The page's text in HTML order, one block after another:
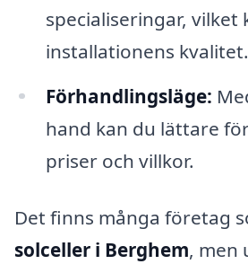
specialiseringar, vilket
installationens kvalitet.
Förhandlingsläge:
hand kan du lättare
priser och villkor.
Det finns många företag
solceller i Berghem, men